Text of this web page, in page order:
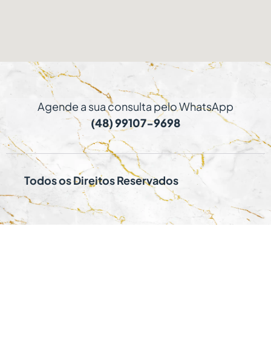
Agende a sua consulta pelo WhatsApp
(48) 99107-9698
Todos os Direitos Reservados